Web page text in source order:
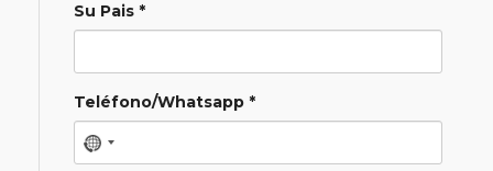
Su Pais *
Teléfono/Whatsapp *